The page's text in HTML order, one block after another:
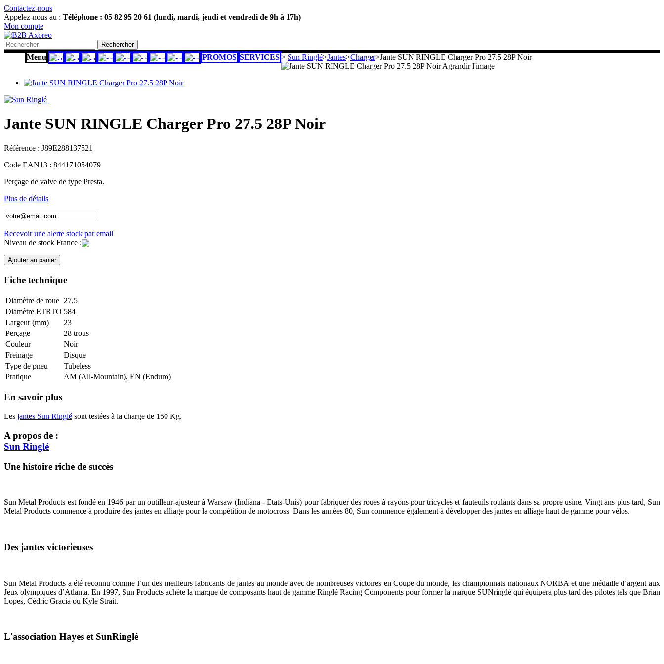
Contactez-nous
Appelez-nous au : Téléphone : 05 82 95 20 61 (lundi, mardi, jeudi et vendredi de 9h à 17h)
Mon compte
Rechercher
Menu . . . - - - - - - PROMOS SERVICES> Sun Ringlé>Jantes>Charger>Jante SUN RINGLE Charger Pro 27.5 28P Noir
Agrandir l'image
Jante SUN RINGLE Charger Pro 27.5 28P Noir
Référence : J89E288137521
Code EAN13 : 844171054079
Perçage de valve de type Presta.
Plus de détails
Recevoir une alerte stock par email
Niveau de stock France :
Ajouter au panier
Fiche technique
Diamètre de roue 27,5
Diamètre ETRTO 584
Largeur (mm)
23
Perçage
28 trous
Couleur
Noir
Freinage
Disque
Type de pneu
Tubeless
Pratique
AM (All-Mountain), EN (Enduro)
En savoir plus
Les jantes Sun Ringlé sont testées à la charge de 150 Kg.
A propos de :
Sun Ringlé
Une histoire riche de succès
Sun Metal Products est fondé en 1946 par un outilleur-ajusteur à Warsaw (Indiana - Etats-Unis) pour fabriquer des roues à rayons pour tricycles et fauteuils roulants dans sa propre usine. Vingt ans plus tard, Sun
Metal Products commence à produire des jantes en alliage pour la compétition de motocross. Dans les années 80, Sun commence également à développer des jantes en alliage haut de gamme pour vélos.
Des jantes victorieuses
Sun Metal Products a été reconnu comme l’un des meilleurs fabricants de jantes au monde avec de nombreuses victoires en Coupe du monde, les championnats nationaux NORBA et une médaille d’argent aux
Jeux olympiques d’Atlanta. En 1997, Sun Products achète la marque de composants haut de gamme Ringlé Racing Components pour former la marque SUNringlé qui équipera plus tard des pilotes tels que Brian
Lopes, Cédric Gracia ou Kyle Strait.
L'association Hayes et SunRinglé